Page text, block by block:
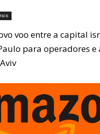
voo entre a capital
para operadores e